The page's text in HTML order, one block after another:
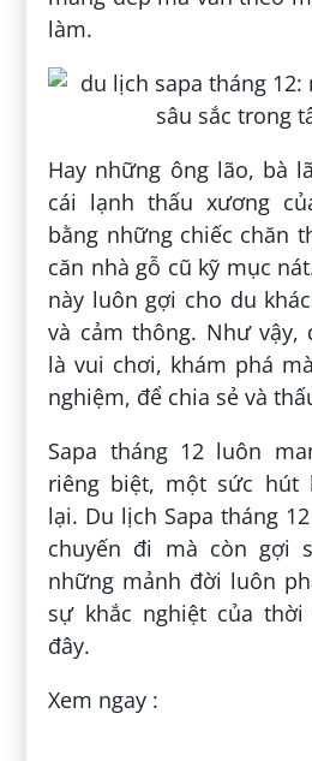
làm.
Hay những ông lão, bà
cái lạnh thấu xương
bằng những chiếc chăn
căn nhà gỗ cũ kỹ mục
này luôn gợi cho du
và cảm thông. Như vậy,
là vui chơi, khám phá
nghiệm, để chia sẻ và
Sapa tháng 12 luôn
riêng biệt, một sức hút
lại. Du lịch Sapa tháng
chuyến đi mà còn gợi
những mảnh đời luôn
sự khắc nghiệt của
đây.
Xem ngay :